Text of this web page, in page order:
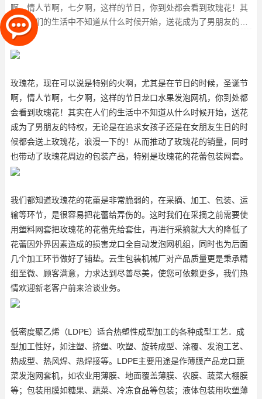
啊，情人节啊，七夕啊，这样的节日，你到处都会看到玫瑰花！其
实在人们的生活中不知道从什么时候开始，送花成为了男朋友的特
权，无论是在追求女孩子还是
玫瑰花，现在可以说是特别的火啊，尤其是在节日的时候，圣诞节
啊，情人节啊，七夕啊，这样的节日龙口水果发泡网机，你到处都
会看到玫瑰花！其实在人们的生活中不知道从什么时候开始，送花
成为了男朋友的特权，无论是在追求女孩子还是在女朋友生日的时
候都会送上玫瑰花，浪漫一下的！从而推动了玫瑰花的销量，同时
也带动了玫瑰花周边的包装产品，特别是玫瑰花的花蕾包装网套。
我们都知道玫瑰花的花蕾是非常脆弱的，在采摘、加工、包装、运
输等环节，是很容易把花蕾给弄伤的。这时我们在采摘之前需要使
用塑料网套把玫瑰花的花蕾先给套住，再进行采摘就大大的降低了
花蕾因外界因素造成的损害龙口全自动发泡网机组 ，同时也为后面
几个加工环节做好了铺垫。云生包装机械厂对产品质量更是秉承精
细至微、顾客满意，力求达到尽善尽美，使您可依赖更多，我们热
情欢迎新老客户前来洽谈业务。
低密度聚乙烯（LDPE）适合热塑性成型加工的各种成型工艺．成
型加工性好，如注塑、挤塑、吹塑、旋转成型、涂覆、发泡工艺、
热成型、热风焊、热焊接等。LDPE主要用途是作薄膜产品龙口蔬
菜发泡网套机，如农业用薄膜、地面覆盖薄膜、农膜、蔬菜大棚膜
等；包装用膜如糖果、蔬菜、冷冻食品等包装；液体包装用吹塑薄